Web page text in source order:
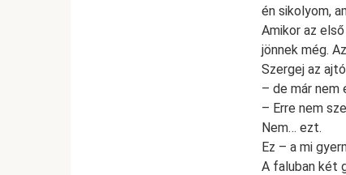
én sikolyom,
Amikor az
jönnek még.
Szergej az
– de már nem
– Erre nem
Nem… ezt.
Ez – a mi
A faluban két